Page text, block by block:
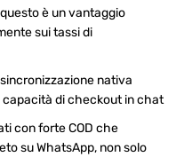
è un vantaggio
sui tassi di
nativa
di checkout in chat
con forte COD che
su WhatsApp, non solo